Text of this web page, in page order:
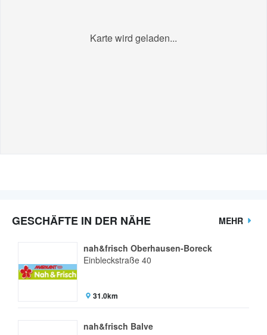
Karte wird geladen...
GESCHÄFTE IN DER NÄHE MEHR
nah&frisch Oberhausen-Boreck
Einbleckstraße 40
31.0km
nah&frisch Balve